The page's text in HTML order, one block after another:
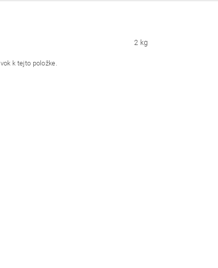
2 kg
k tejto položke.